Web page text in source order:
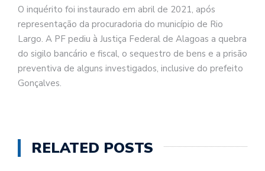
O inquérito foi instaurado em abril de 2021, após
representação da procuradoria do município de Rio
Largo. A PF pediu à Justiça Federal de Alagoas a quebra
do sigilo bancário e fiscal, o sequestro de bens e a prisão
preventiva de alguns investigados, inclusive do prefeito
Gonçalves.
RELATED POSTS